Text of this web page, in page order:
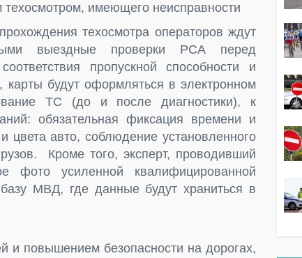
имеющего неисправности
техосмотра операторов ждут
выездные проверки РСА перед
пропускной способности и
будут оформляться в электронном
ТС (до и после диагностики), к
обязательная фиксация времени и
цвета авто, соблюдение установленного
Кроме того, эксперт, проводивший
фото усиленной квалифицированной
МВД, где данные будут храниться в
и повышением безопасности на дорогах,